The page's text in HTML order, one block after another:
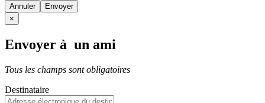
Annuler
×
Envoyer à un ami
Tous les champs sont obligatoires
Destinataire